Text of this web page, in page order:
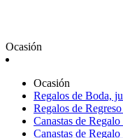
Ocasión
Ocasión
Regalos de Boda,
Regalos de
Canastas de
Canastas de